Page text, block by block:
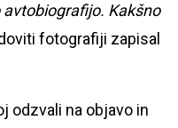
Kakšno
fotografiji zapisal
odzvali na objavo in